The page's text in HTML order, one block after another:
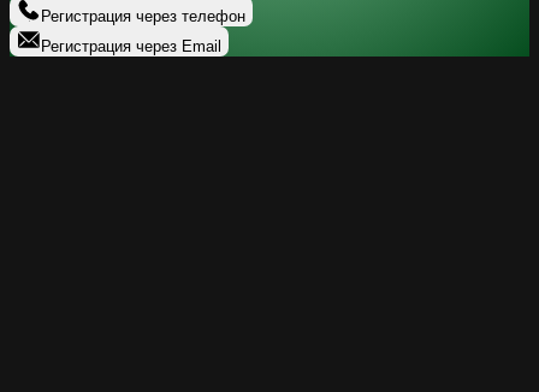
Регистрация через телефон
Регистрация через Email